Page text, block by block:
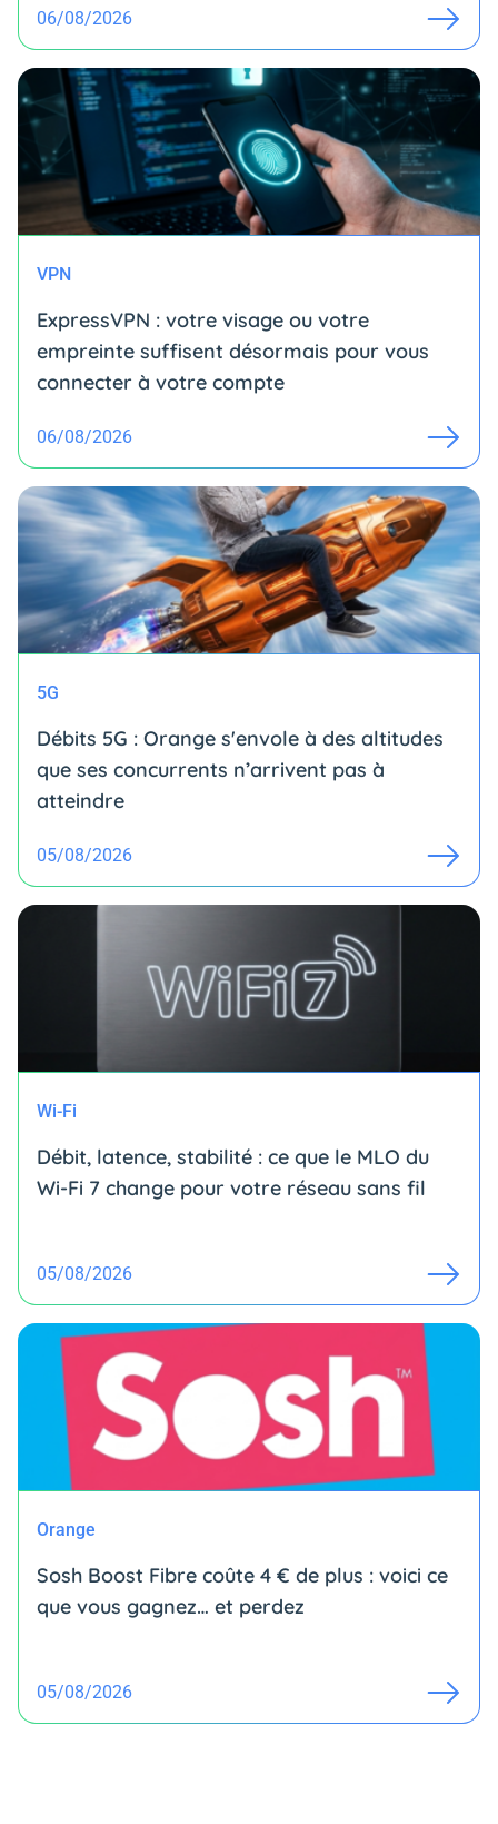
06/08/2026
VPN
ExpressVPN : votre visage ou votre
empreinte suffisent désormais pour vous
connecter à votre compte
06/08/2026
5G
Débits 5G : Orange s'envole à des altitudes
que ses concurrents n’arrivent pas à
atteindre
05/08/2026
Wi-Fi
Débit, latence, stabilité : ce que le MLO du
Wi-Fi 7 change pour votre réseau sans fil
05/08/2026
Orange
Sosh Boost Fibre coûte 4 € de plus : voici ce
que vous gagnez… et perdez
05/08/2026